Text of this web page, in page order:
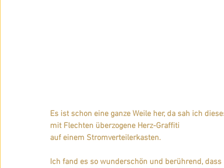
Es ist schon eine ganze Weile her, da sah ich
mit Flechten überzogene Herz-Graffiti
auf einem Stromverteilerkasten.
Ich fand es so wunderschön und berührend,